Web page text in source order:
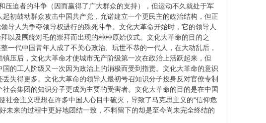
迫者的斗争（因而赢得了广大群众的支持），但运动不久就处于军
初鼓动群众攻击中国共产党，允诺建立一个更民主的政治结构，但正
导人为争夺领导权进行的殊死斗争。文化大革命开始时，它的领导人
以及围绕对毛的崇拜而出现的种种原始仪式。文化大革命的目的之
一代中国青年人成了不关心政治、玩世不恭的一代人，在大动乱后，
压后，文化大革命才使城市无产阶级第一次在政治上活跃起来，但
的工人阶级又一次因为政治上的消极而受到指责。文化大革命的意识
失得更多。文化大革命的领导人最初号召知识分子投身反对官僚专制
会集团的知识分子更成为主要的受害者。文化大革命的目的是在中国
社会主义理想在许多中国人心目中破灭，导致了马克思主义的“信仰危
未来的过程中更好地团结一致，不料留下的却是至今尚未完全终结的